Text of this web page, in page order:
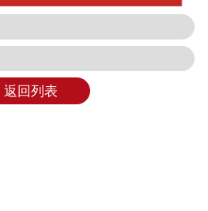
返回列表